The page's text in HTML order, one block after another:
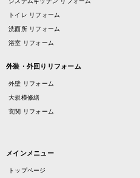
トイレ リフォーム
洗面所 リフォーム
浴室 リフォーム
外装・外回りリフォーム
外壁 リフォーム
大規模修繕
玄関 リフォーム
メインメニュー
トップページ